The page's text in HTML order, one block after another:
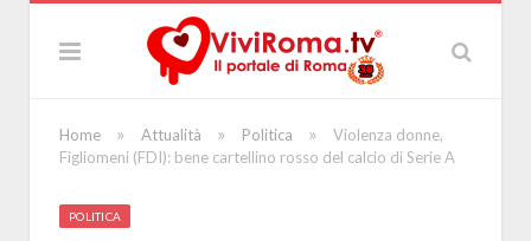
Home » Attualità » Politica »
Violenza donne,
Figliomeni (FDI): bene cartellino rosso del calcio di Serie A
POLITICA